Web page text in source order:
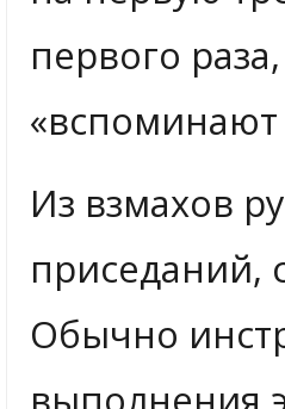
первого
Из взмахов
приседаний,
Обычно
выполнения